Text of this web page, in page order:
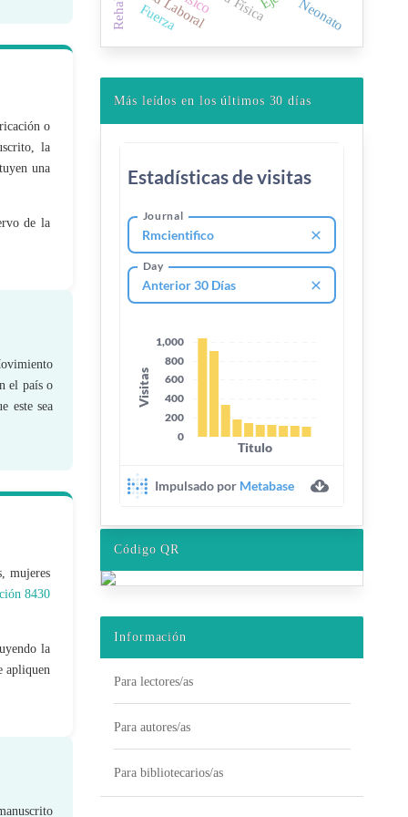
o
la
una
de la
el país o
este sea
mujeres
8430
la
apliquen
Fuerza Neonato
Más leídos en los últimos 30 días
Código QR
Información
Para lectores/as
Para autores/as
Para bibliotecarios/as